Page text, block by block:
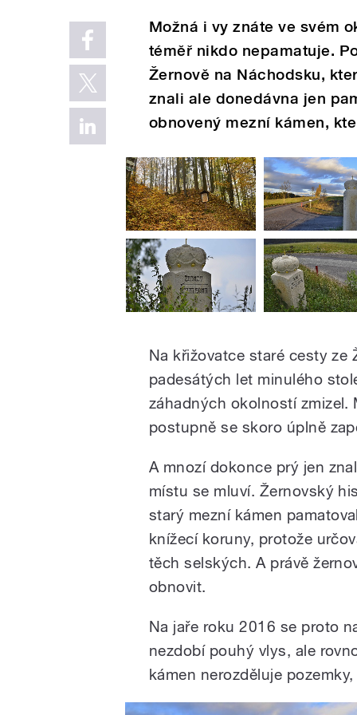
Možná i vy znáte ve svém
téměř nikdo nepamatuje.
Žernově na Náchodsku,
znali ale donedávna jen
obnovený mezní kámen,
Na křižovatce staré cesty ze
padesátých let minulého
záhadných okolností zmizel.
postupně se skoro úplně
A mnozí dokonce prý jen
místu se mluví. Žernovský
starý mezní kámen
knížecí koruny, protože
těch selských. A právě
obnovit.
Na jaře roku 2016 se proto
nezdobí pouhý vlys, ale
kámen nerozděluje